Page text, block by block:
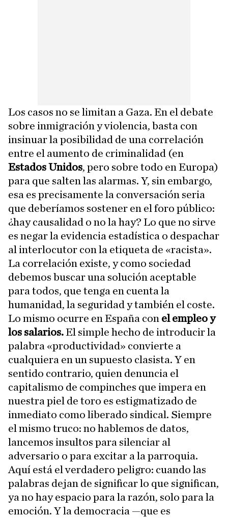
Los casos no se limitan a Gaza. En el debate
sobre inmigración y violencia, basta con
insinuar la posibilidad de una correlación
entre el aumento de criminalidad (en
Estados Unidos, pero sobre todo en Europa)
para que salten las alarmas. Y, sin embargo,
esa es precisamente la conversación seria
que deberíamos sostener en el foro público:
¿hay causalidad o no la hay? Lo que no sirve
es negar la evidencia estadística o despachar
al interlocutor con la etiqueta de «racista».
La correlación existe, y como sociedad
debemos buscar una solución aceptable
para todos, que tenga en cuenta la
humanidad, la seguridad y también el coste.
Lo mismo ocurre en España con el empleo y
los salarios.El simple hecho de introducir la
palabra «productividad» convierte a
cualquiera en un supuesto clasista. Y en
sentido contrario, quien denuncia el
capitalismo de compinches que impera en
nuestra piel de toro es estigmatizado de
inmediato como liberado sindical. Siempre
el mismo truco: no hablemos de datos,
lancemos insultos para silenciar al
adversario o para excitar a la parroquia.
Aquí está el verdadero peligro: cuando las
palabras dejan de significar lo que significan,
ya no hay espacio para la razón, solo para la
emoción. Y la democracia —que es